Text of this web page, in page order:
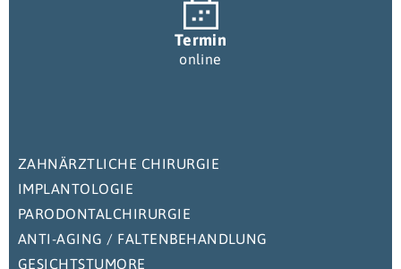
Termin
online
ZAHNÄRZTLICHE CHIRURGIE
IMPLANTOLOGIE
PARODONTALCHIRURGIE
ANTI-AGING / FALTENBEHANDLUNG
GESICHTSTUMORE